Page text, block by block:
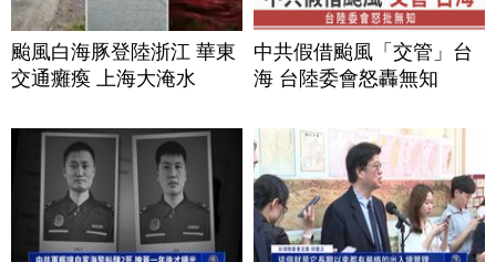
颱風白海豚登陸浙江 華東
交通癱瘓 上海大淹水
中共假借颱風「交管」台
海 台陸委會怒轟無知